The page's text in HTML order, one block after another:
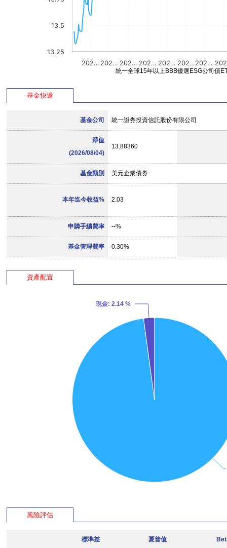
202… 202… 202… 202… 202… 202…202…
13.25
13.5
統一全球15年以上BBB優選ESG公司債
基金快遞
基金公司 統一證券投資信託股份有限公司
淨值
(2026/08/04)
13.88360
基金類別 美元企業債券
本年迄今收益% 2.03
申購手續費率 --%
基金管理費率 0.30%
資產配置
現金: 2.14 %
風險評估
標準差 夏普值